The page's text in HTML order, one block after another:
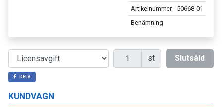
KUNDVAGN
Artikelnummer
50668-01
Benämning
Antal st Slutsåld
DELA